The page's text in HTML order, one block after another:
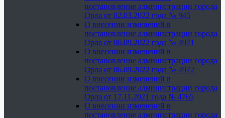
постановление администрации города
Орла от 02.03.2022 года № 945
О внесении изменений в
постановление администрации города
Орла от 06.09.2022 года № 4971
О внесении изменений в
постановление администрации города
Орла от 06.09.2022 года № 4972
О внесении изменений в
постановление администрации города
Орла от 17.11.2021 года № 4765
О внесении изменений в
постановление администрации города